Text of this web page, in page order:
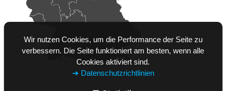
Wir nutzen Cookies, um die Performance der Seite zu
verbessern. Die Seite funktioniert am besten, wenn alle
Cookies aktiviert sind.
➔ Datenschutzrichtlinien